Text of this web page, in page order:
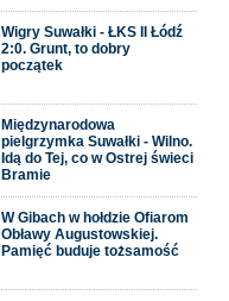
Wigry Suwałki - ŁKS II Łódź
2:0. Grunt, to dobry
początek
Międzynarodowa
pielgrzymka Suwałki - Wilno.
Idą do Tej, co w Ostrej świeci
Bramie
W Gibach w hołdzie Ofiarom
Obławy Augustowskiej.
Pamięć buduje tożsamość